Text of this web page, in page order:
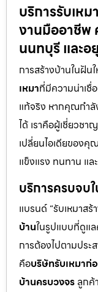
บริการรับเห
งานมืออาชีพ
นนทบุรี และอ
การสร้างบ้านในฝัน
เหมาที่มีความน่าเชื่
แท้จริง หากคุณกำลั
ได้ เราคือผู้เชี่ยวชา
เปลี่ยนไอเดียของ
แข็งแรง ทนทาน แ
บริการครบจบ
แบรนด์ “รับเหมาสร้
บ้านในรูปแบบที่ดูแ
การต้องไปตามประ
คือบริษัทรับเหมาก่
บ้านครบวงจร ลูกค้